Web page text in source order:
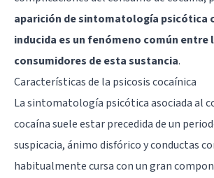
aparición de sintomatología psicótica
inducida es un fenómeno común entre
consumidores de esta sustancia.
Características de la psicosis cocaínica
La sintomatología psicótica asociada al
cocaína suele estar precedida de un
suspicacia, ánimo disfórico y conductas
habitualmente cursa con un gran